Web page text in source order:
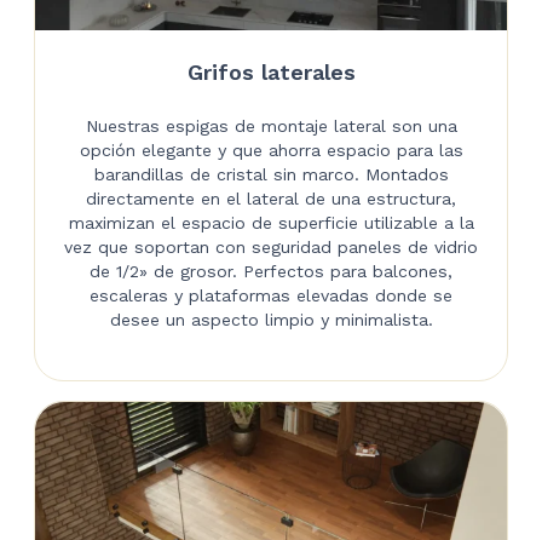
Grifos laterales
Nuestras espigas de montaje lateral son una
opción elegante y que ahorra espacio para las
barandillas de cristal sin marco. Montados
directamente en el lateral de una estructura,
maximizan el espacio de superficie utilizable a la
vez que soportan con seguridad paneles de vidrio
de 1/2» de grosor. Perfectos para balcones,
escaleras y plataformas elevadas donde se
desee un aspecto limpio y minimalista.